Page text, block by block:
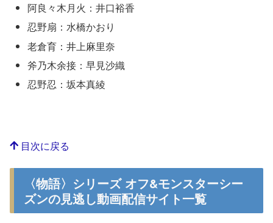
阿良々木月火：井口裕香
忍野扇：水橋かおり
老倉育：井上麻里奈
斧乃木余接：早見沙織
忍野忍：坂本真綾
目次に戻る
〈物語〉シリーズ オフ&モンスターシー
ズンの見逃し動画配信サイト一覧